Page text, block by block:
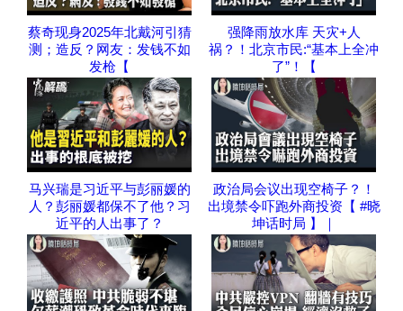
蔡奇现身2025年北戴河引猜
测；造反？网友：发钱不如
发枪【
强降雨放水库 天灾+人
祸？！北京市民:“基本上全冲
了”！【
马兴瑞是习近平与彭丽媛的
人？彭丽媛都保不了他？习
近平的人出事了？
政治局会议出现空椅子？！
出境禁令吓跑外商投资【 #晓
坤话时局 】｜